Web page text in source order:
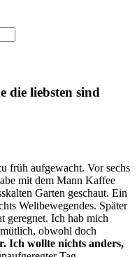
die liebsten sind
früh aufgewacht. Vor sechs
mit dem Mann Kaffee
Garten geschaut. Ein
Weltbewegendes. Später
geregnet. Ich hab mich
obwohl doch
Ich wollte nichts anders,